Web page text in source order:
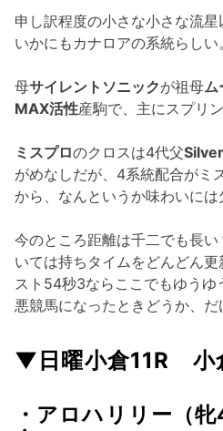
申し訳程度の小さな小さな流星
いかにもカナロアの系統らしい。
母サイレントソニックが祖母ム
MAX活性産駒で、主にスプリ
ミスプロのクロスは4代父
がめなしだが、4系統配合がミ
から、なんというか味わいには
今のところ距離は千二でも長
いては持ちタイムをどんどん
スト54秒3ならここでもゆうゆ
悪競馬になったときどうか、だ
▼日曜小倉11R 小
・アロハリリー（